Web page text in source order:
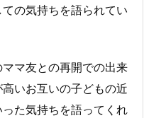
の気持ちを語られてい
マ友との再開での出来
いお互いの子どもの近
た気持ちを語ってくれ